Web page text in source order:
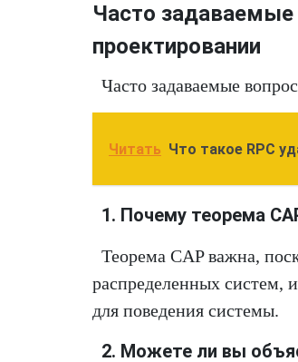
Часто
проектировании
Часто задаваемые
Читать Что такое RPC
1. Почему теорема
Теорема CAP важна,
распределенных систем,
для поведения системы.
2. Можете ли вы